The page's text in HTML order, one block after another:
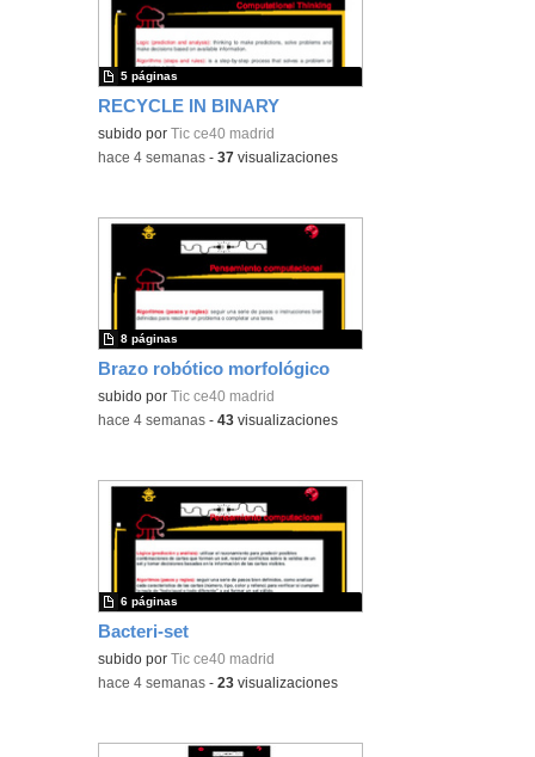
RECYCLE IN BINARY
subido por Tic ce40 madrid
5 páginas
-hace 4 semanas -37 visualizaciones
Brazo robótico morfológico
subido por Tic ce40 madrid
8 páginas
-hace 4 semanas -43 visualizaciones
Bacteri-set
subido por Tic ce40 madrid
6 páginas
-hace 4 semanas -23 visualizaciones